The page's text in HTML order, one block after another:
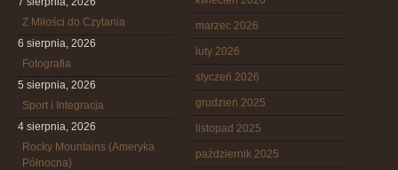
Z Miłości do Czytania
6 sierpnia, 2026
Fotografia
5 sierpnia, 2026
Sport i Integracja
4 sierpnia, 2026
Rocky Mountains (Ameryka
Północna)
marzec 2026
luty 2026
styczeń 2026
grudzień 2025
listopad 2025
październik 2025